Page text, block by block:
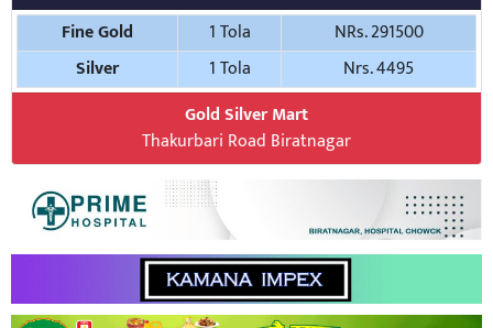
Fine Gold 1 Tola
NRs. 291500
Silver
1 Tola
Nrs. 4495
Gold Silver Mart
Thakurbari Road Biratnagar